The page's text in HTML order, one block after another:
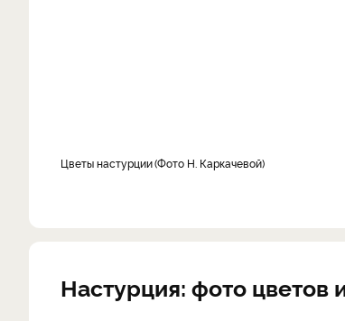
Цветы настурции Фото Н. Каркачевой
Настурция: фото цветов